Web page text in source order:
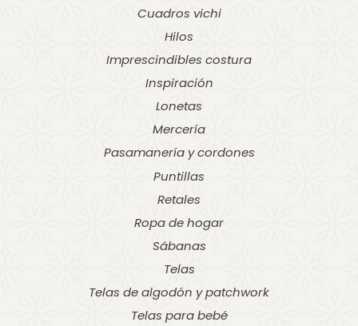
Cuadros vichi
Hilos
Imprescindibles costura
Inspiración
Lonetas
Mercería
Pasamanería y cordones
Puntillas
Retales
Ropa de hogar
Sábanas
Telas
Telas de algodón y patchwork
Telas para bebé